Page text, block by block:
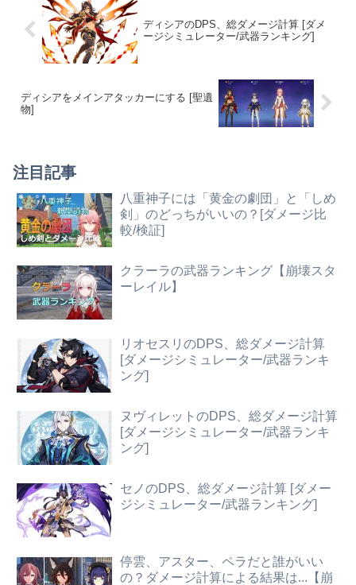
ディシアのDPS、総ダメージ計算 [ダメ
ージシミュレーター/武器ランキング]
ディシアをメインアタッカーにする [聖遺
物]
注目記事
八重神子には「黄金の劇団」と「しめ
剣」のどっちがいいの？[ダメージ比
較/検証]
クラーラの武器ランキング【崩壊スタ
ーレイル】
リオセスリのDPS、総ダメージ計算
[ダメージシミュレーター/武器ランキ
ング]
ヌヴィレットのDPS、総ダメージ計算
[ダメージシミュレーター/武器ランキ
ング]
セノのDPS、総ダメージ計算 [ダメー
ジシミュレーター/武器ランキング]
停雲、アスター、ペラだと誰がいい
の？ダメージ計算による結果は...【崩